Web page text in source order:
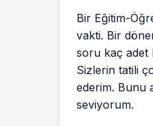
Bir Eğitim-
vakti. Bir
soru kaç adet
Sizlerin tatili
ederim. Bunu
seviyorum.